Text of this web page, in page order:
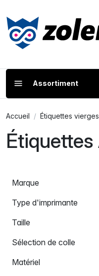
Assortiment
Accueil Étiquettes vierges
Marque
Type d'imprimante
Taille
Sélection de colle
Matériel